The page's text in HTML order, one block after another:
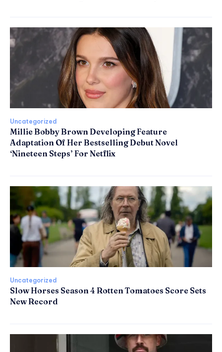
Uncategorized
Millie Bobby Brown Developing Feature
Adaptation Of Her Bestselling Debut Novel
‘Nineteen Steps’ For Netflix
Uncategorized
Slow Horses Season 4 Rotten Tomatoes Score Sets
New Record